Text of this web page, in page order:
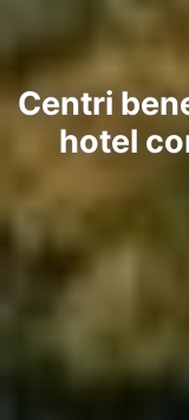
Centri
hotel